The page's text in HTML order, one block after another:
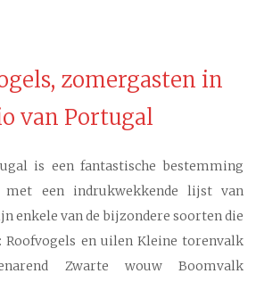
zomergasten in
van Portugal
is een fantastische bestemming
met een indrukwekkende lijst van
enkele van de bijzondere soorten die
Roofvogels en uilen Kleine torenvalk
Zwarte wouw Boomvalk